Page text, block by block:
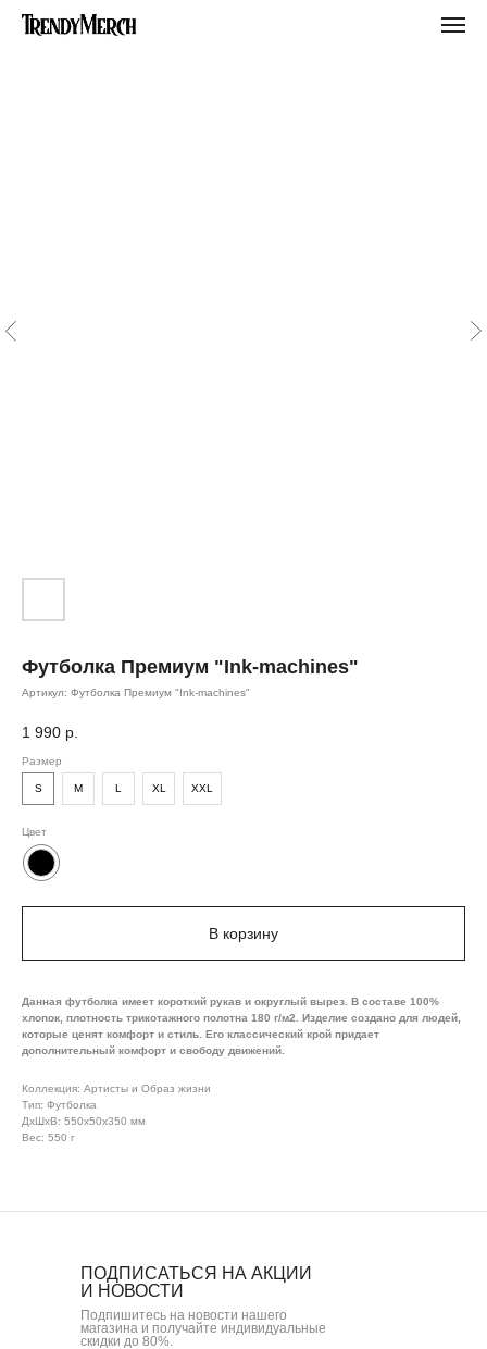
Футболка Премиум "Ink-machines"
Артикул: Футболка Премиум "Ink-machines"
1 990 р.
Размер
S M L XL XXL
Цвет
В корзину
Данная футболка имеет короткий рукав и округлый вырез. В составе 100%
хлопок, плотность трикотажного полотна 180 г/м2. Изделие создано для людей,
которые ценят комфорт и стиль. Его классический крой придает
дополнительный комфорт и свободу движений.
Коллекция: Артисты и Образ жизни
Тип: Футболка
ДxШxВ: 550x50x350 мм
Вес: 550 г
ПОДПИСАТЬСЯ НА АКЦИИ
И НОВОСТИ
Подпишитесь на новости нашего
магазина и получайте индивидуальные
скидки до 80%.